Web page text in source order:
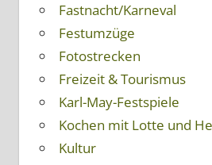
Fastnacht/Karneval
Festumzüge
Fotostrecken
Freizeit & Tourismus
Karl-May-Festspiele
Kochen mit Lotte und
Kultur